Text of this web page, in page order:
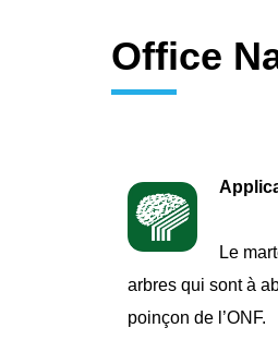
Office
Le
arbres qui sont à
poinçon de l’ONF.